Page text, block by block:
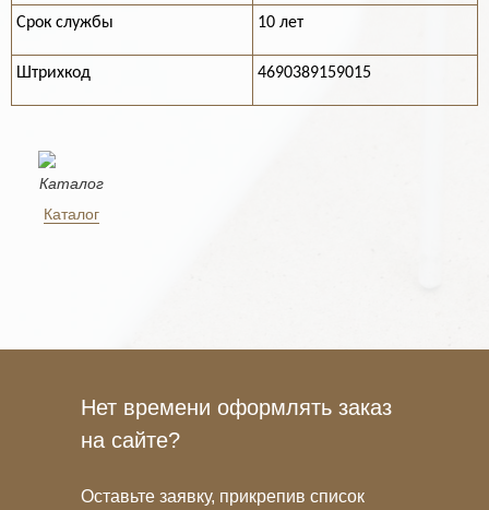
Срок службы 10 лет
Штрихкод 4690389159015
Каталог
Нет времени оформлять заказ
на сайте?
Оставьте заявку, прикрепив список